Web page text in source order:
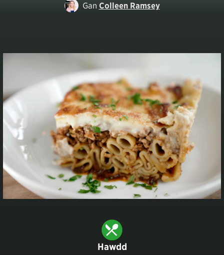
Gan Colleen Ramsey
Hawdd